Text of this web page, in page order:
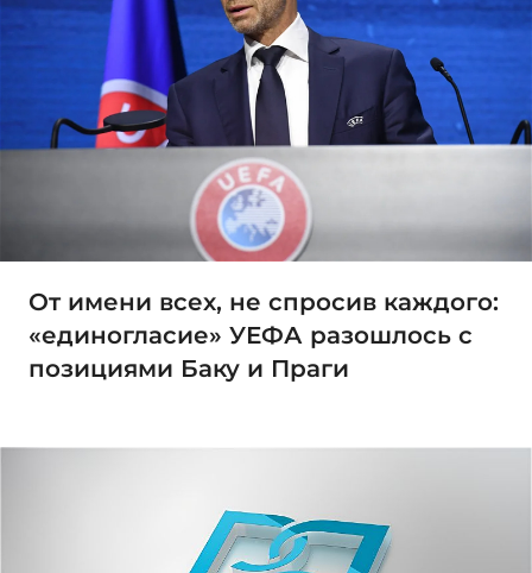
От имени всех, не спросив каждого:
«единогласие» УЕФА разошлось с
позициями Баку и Праги